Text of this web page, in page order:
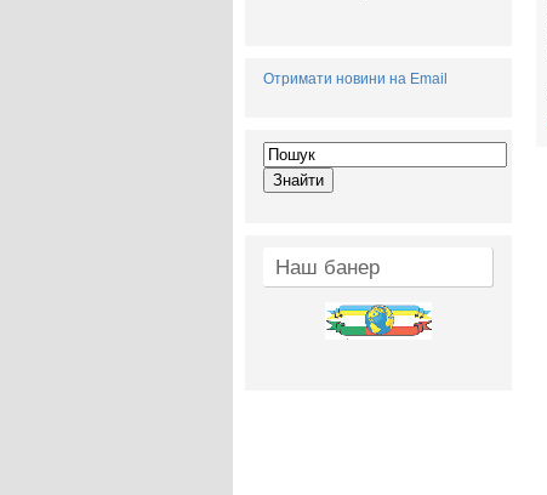
Отримати новини на Email
Наш банер